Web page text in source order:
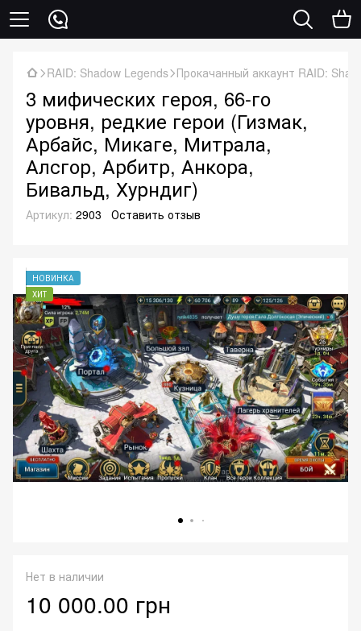
RAID: Shadow Legends Прокачанный аккаунт RAID:
3 мифических героя, 66-го
уровня, редкие герои (Гизмак,
Арбайс, Микаге, Митрала,
Алсгор, Арбитр, Анкора,
Бивальд, Хурндиг)
Артикул: 2903 Оставить отзыв
НОВИНКА
ХИТ
Нет в наличии
10 000.00 грн